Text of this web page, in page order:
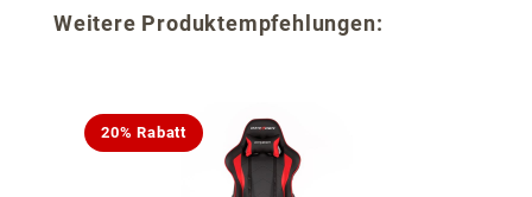
Produktgalerie überspringen
Weitere Produktempfehlungen:
20% Rabatt